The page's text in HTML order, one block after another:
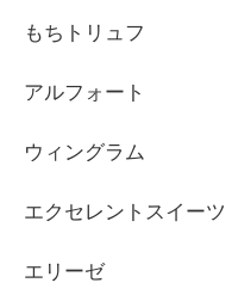
もちトリュフ
アルフォート
ウィングラム
エクセレントスイーツ
エリーゼ